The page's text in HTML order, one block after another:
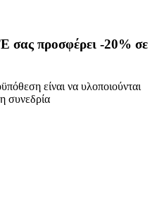
προσφέρει -20% σε
είναι να υλοποιούνται
συνεδρία